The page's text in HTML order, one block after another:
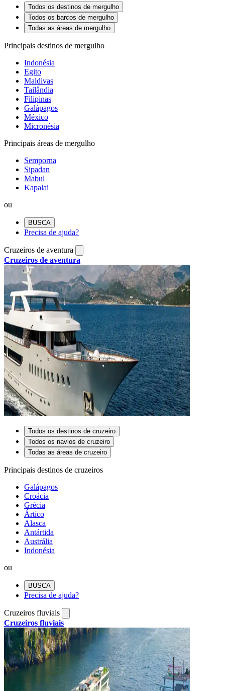
Todos os destinos de mergulho
Todos os barcos de mergulho
Todas as áreas de mergulho
Principais destinos de mergulho
Indonésia
Egito
Maldivas
Tailândia
Filipinas
Galápagos
México
Micronésia
Principais áreas de mergulho
Semporna
Sipadan
Mabul
Kapalai
ou
BUSCA
Precisa de ajuda?
Cruzeiros de aventura
Cruzeiros de aventura
Todos os destinos de cruzeiro
Todos os navios de cruzeiro
Todas as áreas de cruzeiro
Principais destinos de cruzeiros
Galápagos
Croácia
Grécia
Ártico
Alasca
Antártida
Austrália
Indonésia
ou
BUSCA
Precisa de ajuda?
Cruzeiros fluviais
Cruzeiros fluviais